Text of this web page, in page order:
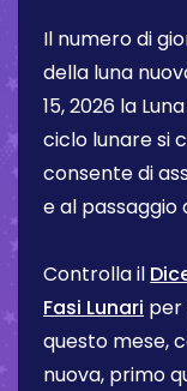
Il numero di
della luna
15, 2026 la
ciclo lunare si
consente di
e al passaggio
Controlla il
Fasi Lunari per
questo mese,
nuova, primo